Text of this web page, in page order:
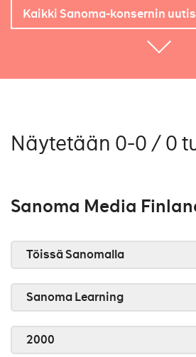
Kaikki Sanoma-konsernin
Näytetään 0-0 / 0
Sanoma Media
Töissä Sanomalla
Sanoma Learning
2000